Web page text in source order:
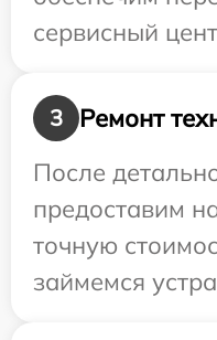
сервисный
3
Ремонт
После
предоставим
точную
займемся